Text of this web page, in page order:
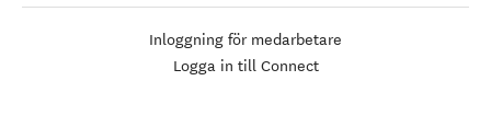
Inloggning för medarbetare
Logga in till Connect